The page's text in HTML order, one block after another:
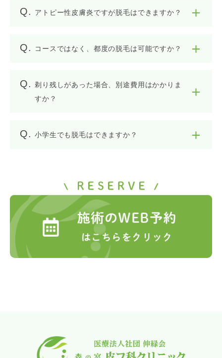
アトピー性皮膚炎ですが脱毛はできますか？
コースではなく、都度の脱毛は可能ですか？
剃り残しがあった場合、別途費用はかかりま
すか？
小学生でも脱毛はできますか？